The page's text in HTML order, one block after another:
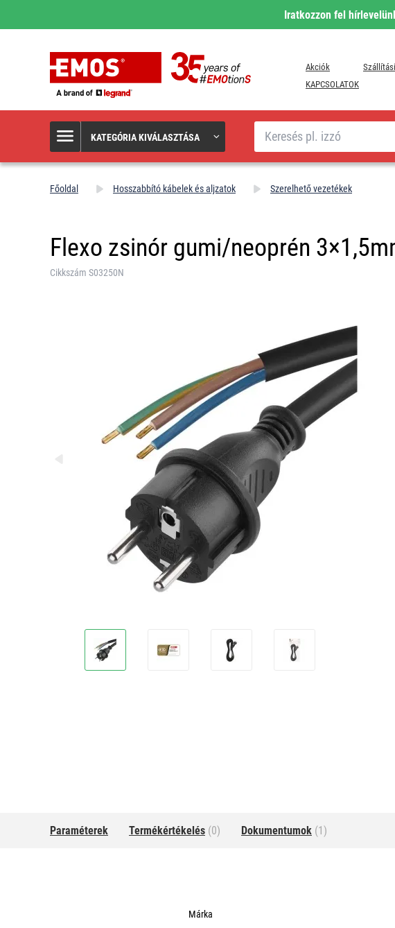
Iratkozzon fel
Akciók
KAPCSOLATOK
KATEGÓRIA KIVÁLASZTÁSA
Keresés
Főoldal Hosszabbító kábelek és aljzatok Szerelhető vezetékek
Flexo zsinór gumi/neoprén
Cikkszám S03250N
Paraméterek Termékértékelés (0) Dokumentumok (1)
Márka